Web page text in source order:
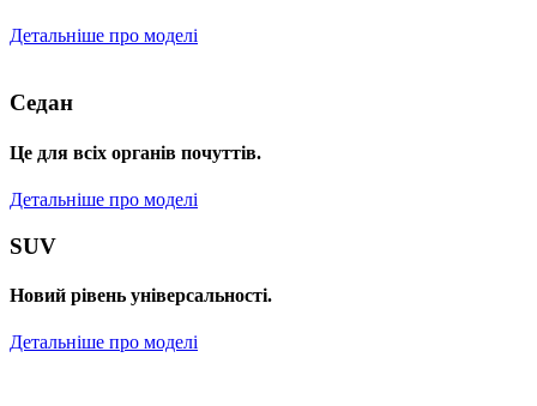
Детальніше про моделі
Седан
Це для всіх органів почуттів.
Детальніше про моделі
SUV
Новий рівень універсальності.
Детальніше про моделі